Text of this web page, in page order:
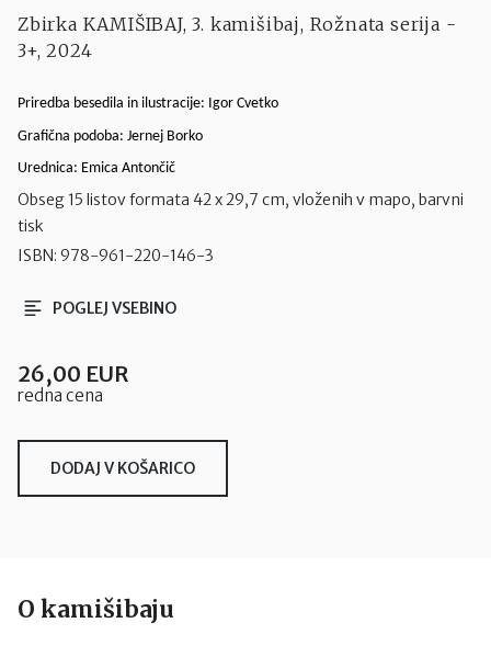
Zbirka KAMIŠIBAJ, 3. kamišibaj, Rožnata serija -
3+, 2024
Priredba besedila in ilustracije: Igor Cvetko
Grafična podoba: Jernej Borko
Urednica: Emica Antončič
Obseg 15 listov formata 42 x 29,7 cm, vloženih v mapo, barvni
tisk
ISBN: 978-961-220-146-3
POGLEJ VSEBINO
26,00 EUR
redna cena
DODAJ V KOŠARICO
O kamišibaju